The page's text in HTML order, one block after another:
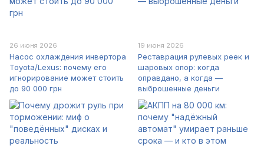
26 июня 2026
Насос охлаждения инвертора
Toyota/Lexus: почему его
игнорирование может стоить
до 90 000 грн
19 июня 2026
Реставрация рулевых реек и
шаровых опор: когда
оправдано, а когда —
выброшенные деньги